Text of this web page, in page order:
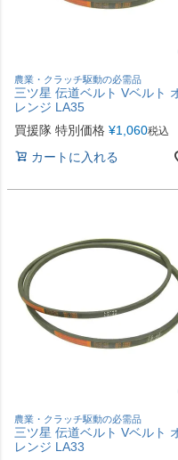
農業・クラッチ駆動の必需品
三ツ星 伝道ベルト Vベルト
レンジ LA35
買援隊 特別価格 ¥1,060税込
カートに入れる
農業・クラッチ駆動の必需品
三ツ星 伝道ベルト Vベルト
レンジ LA33